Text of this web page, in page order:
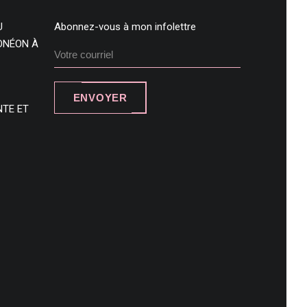
À
ET
Abonnez-vous à mon infolettre
ENVOYER